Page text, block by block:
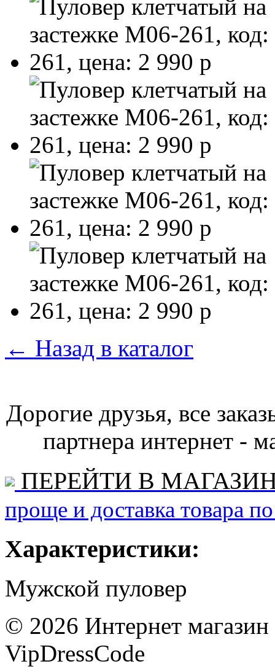
← Назад в каталог
Дорогие друзья, все
партнера интернет -
ПЕРЕЙТИ В
проще и доставка товара
Характеристики:
Мужской пуловер
© 2026 Интернет магазин
VipDressCode